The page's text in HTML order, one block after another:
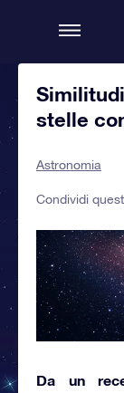
stelle
Astronomia
Condividi
Da un